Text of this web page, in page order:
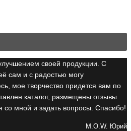
своей продукции. С
сам и с радостью могу
мое творчество придется вам по
каталог, размещены отзывы.
со мной и задать вопросы. Спасибо!
M.O.W. Юрий